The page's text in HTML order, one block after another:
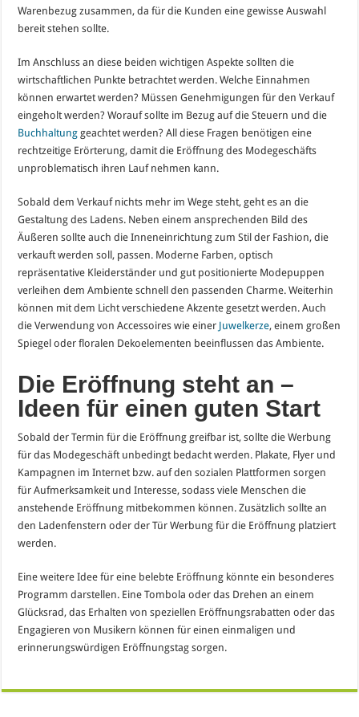
Warenbezug zusammen, da für die Kunden eine gewisse Auswahl
bereit stehen sollte.
Im Anschluss an diese beiden wichtigen Aspekte sollten die
wirtschaftlichen Punkte betrachtet werden. Welche Einnahmen
können erwartet werden? Müssen Genehmigungen für den Verkauf
eingeholt werden? Worauf sollte im Bezug auf die Steuern und die
Buchhaltung geachtet werden? All diese Fragen benötigen eine
rechtzeitige Erörterung, damit die Eröffnung des Modegeschäfts
unproblematisch ihren Lauf nehmen kann.
Sobald dem Verkauf nichts mehr im Wege steht, geht es an die
Gestaltung des Ladens. Neben einem ansprechenden Bild des
Äußeren sollte auch die Inneneinrichtung zum Stil der Fashion, die
verkauft werden soll, passen. Moderne Farben, optisch
repräsentative Kleiderständer und gut positionierte Modepuppen
verleihen dem Ambiente schnell den passenden Charme. Weiterhin
können mit dem Licht verschiedene Akzente gesetzt werden. Auch
die Verwendung von Accessoires wie einer Juwelkerze, einem großen
Spiegel oder floralen Dekoelementen beeinflussen das Ambiente.
Die Eröffnung steht an –
Ideen für einen guten Start
Sobald der Termin für die Eröffnung greifbar ist, sollte die Werbung
für das Modegeschäft unbedingt bedacht werden. Plakate, Flyer und
Kampagnen im Internet bzw. auf den sozialen Plattformen sorgen
für Aufmerksamkeit und Interesse, sodass viele Menschen die
anstehende Eröffnung mitbekommen können. Zusätzlich sollte an
den Ladenfenstern oder der Tür Werbung für die Eröffnung platziert
werden.
Eine weitere Idee für eine belebte Eröffnung könnte ein besonderes
Programm darstellen. Eine Tombola oder das Drehen an einem
Glücksrad, das Erhalten von speziellen Eröffnungsrabatten oder das
Engagieren von Musikern können für einen einmaligen und
erinnerungswürdigen Eröffnungstag sorgen.